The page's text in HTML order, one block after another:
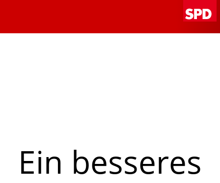
Ein besseres